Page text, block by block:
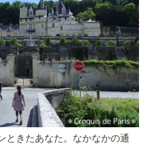
きたあなた。なかなかの通